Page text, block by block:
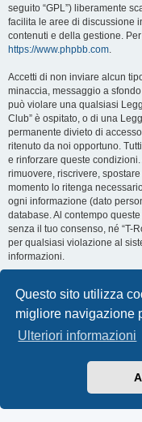
Questo sito utilizza
migliore navigazione
Ulteriori informazioni
seguito “GPL”) liberamente
facilita le aree di discussione
contenuti e della gestione.
https://www.phpbb.com.
Accetti di non inviare alcun
minaccia, messaggio a
può violare una qualsiasi
Club” è ospitato, o di una
permanente divieto di
ritenuto da noi opportuno.
e rinforzare queste condizioni.
rimuovere, riscrivere,
momento lo ritenga
ogni informazione (dato
database. Al contempo
senza il tuo consenso, né “T-
per qualsiasi violazione al
informazioni.
T-Roc Club T-Roc Club